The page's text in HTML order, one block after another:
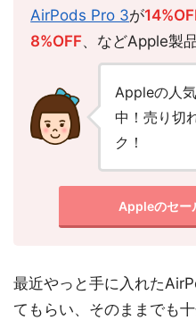
AirPods Pro 3が
8%OFF、などApple製
Appleの人
中！売り切
ク！
Appleのセー
最近やっと手に入れた
てもらい、そのままでも